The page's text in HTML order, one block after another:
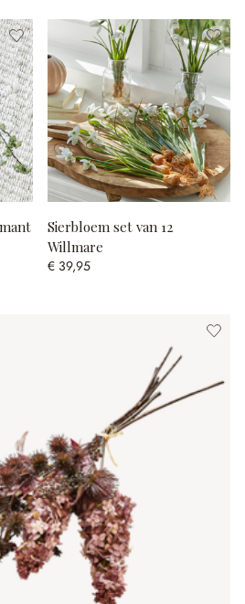
Sierbloem set van 12
Willmare
€ 39,95